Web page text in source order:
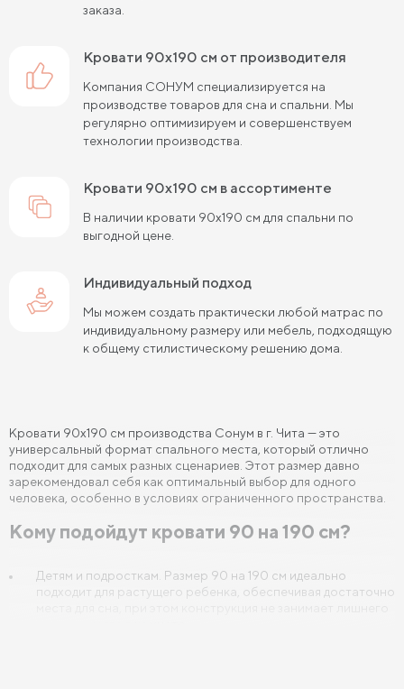
Высокие кровати Низкие кровати
Кровати длиной 180 см Кровати длиной 190 см
Кровати длиной 200 см
Кровати 90х180 см
Большие кровати Кровати 80х190 см
Кровати 90х190 см Кровати 120х190 см
Кровати 140х190 см Кровати 160х190 см
Кровати 180х190 см Кровати 200х190 см
Кровати 160х200 см (Евро размер)
Кровати 180х200 см Кровати 200х200 см (Кинг Сайз)
Кровати с подъемным механизмом
Кровати 160 х 200 с подъемным механизмом и ящиками
заказа.
кровати 90х190 см от производителя
Компания СОНУМ специализируется на
производстве товаров для сна и спальни. Мы
регулярно оптимизируем и совершенствуем
технологии производства.
кровати 90х190 см в ассортименте
В наличии кровати 90х190 см для спальни по
выгодной цене.
Индивидуальный подход
Мы можем создать практически любой матрас по
индивидуальному размеру или мебель, подходящую
к общему стилистическому решению дома.
Кровати 90х190 см производства Сонум в г. Чита — это
универсальный формат спального места, который отлично
подходит для самых разных сценариев. Этот размер давно
зарекомендовал себя как оптимальный выбор для одного
человека, особенно в условиях ограниченного пространства.
Кому подойдут кровати 90 на 190 см?
Детям и подросткам. Размер 90 на 190 см идеально
подходит для растущего ребенка, обеспечивая достаточно